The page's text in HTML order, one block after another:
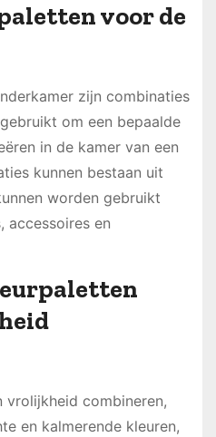
voor de
zijn combinaties
om een bepaalde
in de kamer van een
kunnen bestaan uit
worden gebruikt
accessoires en
vrolijkheid combineren,
en kalmerende kleuren,